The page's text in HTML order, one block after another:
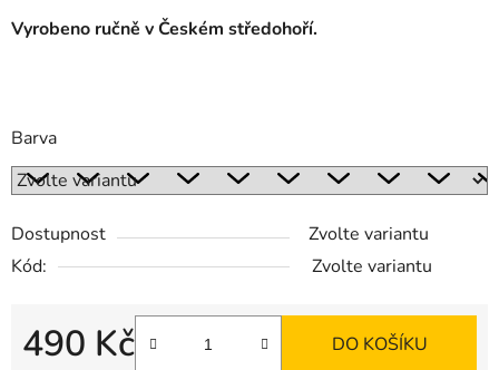
Vyrobeno ručně v Českém středohoří.
Barva
Dostupnost
Zvolte variantu
Kód:
Zvolte variantu
490 Kč DO KOŠÍKU